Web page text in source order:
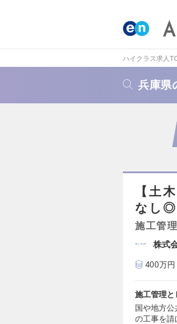
ハイクラス求人
兵庫県
【土
なし◎
施工管
株式
400万
施工管理と
国や地方
の工事を請